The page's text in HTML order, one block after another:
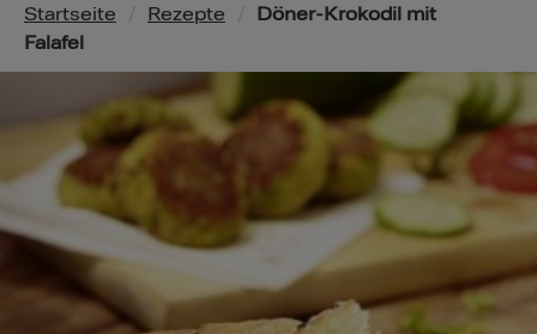
Pfadnavigation
Startseite Rezepte
Döner-Krokodil mit
Falafel